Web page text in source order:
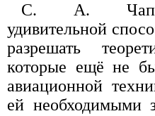
С. А.
удивительной
разрешать
которые ещё не
авиационной
ей необходимыми